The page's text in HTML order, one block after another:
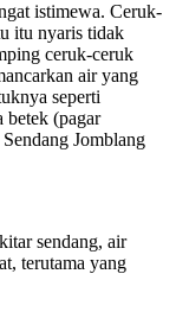
istimewa. Ceruk-
itu nyaris tidak
ceruk-ceruk
air yang
seperti
betek (pagar
Jomblang
sendang, air
terutama yang